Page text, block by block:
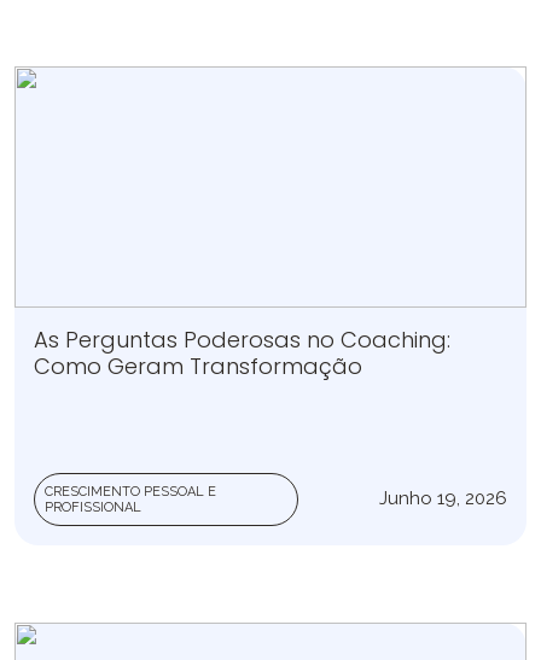
As Perguntas Poderosas no Coaching:
Como Geram Transformação
CRESCIMENTO PESSOAL E
PROFISSIONAL
Junho 19, 2026